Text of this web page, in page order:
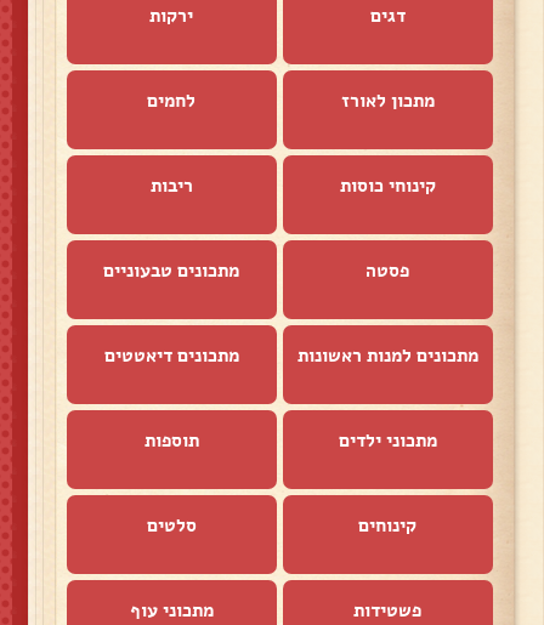
דגים ירקות
מתכון לאורז לחמים
קינוחי כוסות ריבות
פסטה מתכונים טבעוניים
מתכונים למנות ראשונות מתכונים דיאטטים
מתכוני ילדים תוספות
קינוחים סלטים
פשטידות מתכוני עוף